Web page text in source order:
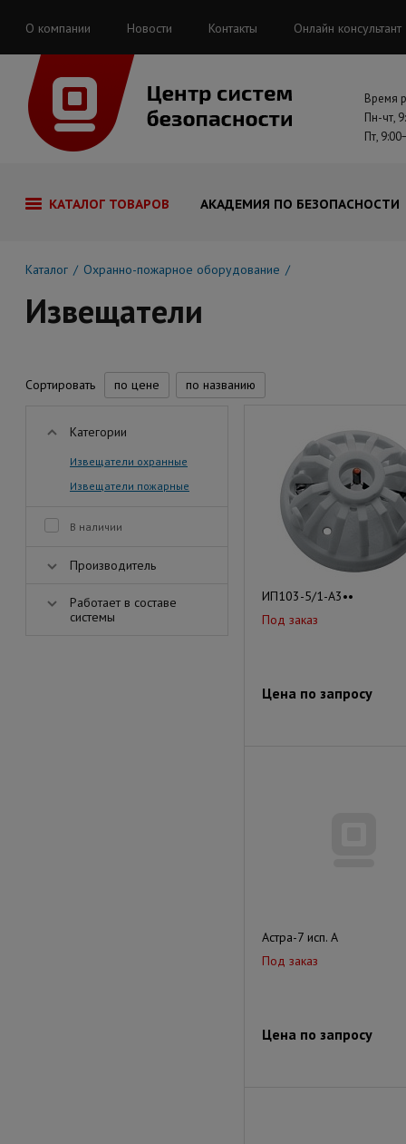
О компании Новости Контакты Онлайн консультант
Время
Пн-чт,
Пт,
КАТАЛОГ ТОВАРОВ АКАДЕМИЯ ПО БЕЗОПАСНОСТИ
Каталог Охранно-пожарное оборудование
Извещатели
Сортировать по цене по названию
Категории
Извещатели охранные
Извещатели пожарные
В наличии
Производитель
Работает в составе
системы
ИП103-5/1-А3••
Под заказ
Цена по запросу
Астра-7 исп. А
Под заказ
Цена по запросу